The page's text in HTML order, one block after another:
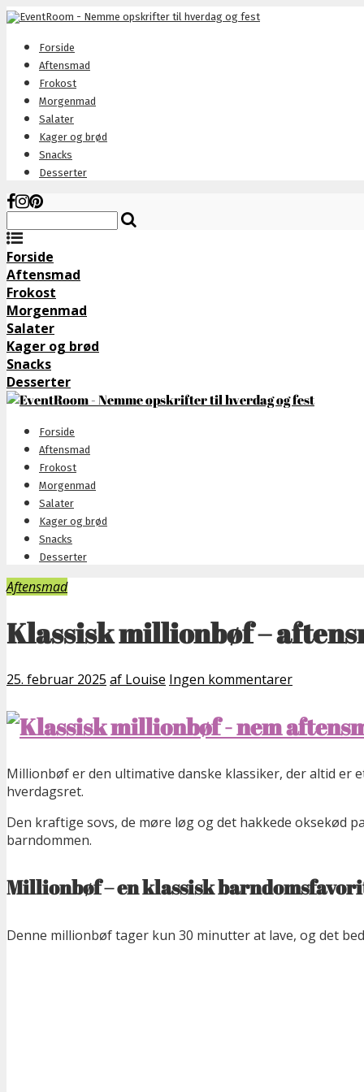
Forside
Aftensmad
Frokost
Morgenmad
Salater
Kager og brød
Snacks
Desserter
Forside
Aftensmad
Frokost
Morgenmad
Salater
Kager og brød
Snacks
Desserter
Forside
Aftensmad
Frokost
Morgenmad
Salater
Kager og brød
Snacks
Desserter
Aftensmad
Klassisk millionbøf –
25. februar 2025 af Louise Ingen kommentarer
Millionbøf er den ultimative danske klassiker, der altid er
hverdagsret.
Den kraftige sovs, de møre løg og det hakkede oksekød
barndommen.
Millionbøf – en klassisk
Denne millionbøf tager kun 30 minutter at lave, og det